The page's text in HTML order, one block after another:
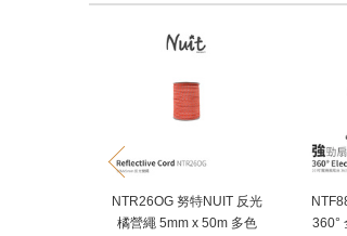
NTR26OG 努特NUIT 反光
橘營繩 5mm x 50m 多色
360°
prev